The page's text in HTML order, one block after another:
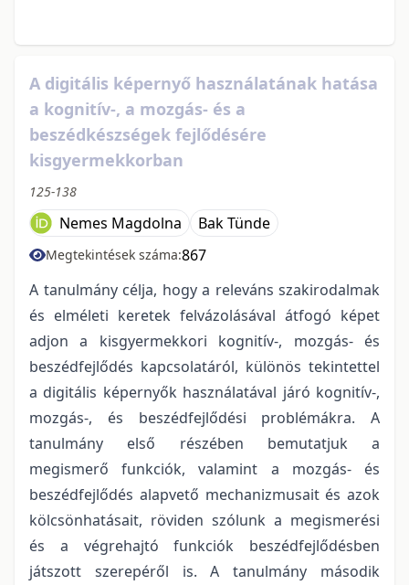
A digitális képernyő használatának hatása
a kognitív-, a mozgás- és a
beszédkészségek fejlődésére
kisgyermekkorban
125-138
Nemes Magdolna Bak Tünde
Megtekintések száma:867
A tanulmány célja, hogy a releváns szakirodalmak
és elméleti keretek felvázolásával átfogó képet
adjon a kisgyermekkori kognitív-, mozgás- és
beszédfejlődés kapcsolatáról, különös tekintettel
a digitális képernyők használatával járó kognitív-,
mozgás-, és beszédfejlődési problémákra. A
tanulmány első részében bemutatjuk a
megismerő funkciók, valamint a mozgás- és
beszédfejlődés alapvető mechanizmusait és azok
kölcsönhatásait, röviden szólunk a megismerési
és a végrehajtó funkciók beszédfejlődésben
játszott szerepéről is. A tanulmány második